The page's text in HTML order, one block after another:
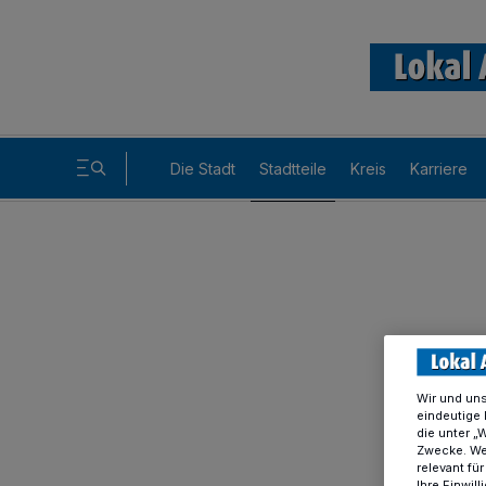
Die Stadt Stadtteile Kreis Karriere
Wir und
eindeutige
die unter
Zwecke.
relevant